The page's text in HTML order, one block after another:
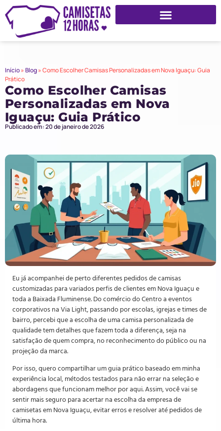
Início»Blog»Como Escolher Camisas Personalizadas em Nova Iguaçu: Guia
Prático
Como Escolher Camisas
Personalizadas em Nova
Iguaçu: Guia Prático
Publicado em: 20 de janeiro de 2026
Eu já acompanhei de perto diferentes pedidos de camisas
customizadas para variados perfis de clientes em Nova Iguaçu e
toda a Baixada Fluminense. Do comércio do Centro a eventos
corporativos na Via Light, passando por escolas, igrejas e times de
bairro, percebi que a escolha de uma camisa personalizada de
qualidade tem detalhes que fazem toda a diferença, seja na
satisfação de quem compra, no reconhecimento do público ou na
projeção da marca.
Por isso, quero compartilhar um guia prático baseado em minha
experiência local, métodos testados para não errar na seleção e
abordagens que funcionam melhor por aqui. Assim, você vai se
sentir mais seguro para acertar na escolha da empresa de
camisetas em Nova Iguaçu, evitar erros e resolver até pedidos de
última hora.